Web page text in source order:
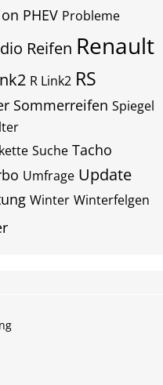
PHEV Probleme
Reifen Renault
R Link2 RS
Sommerreifen Spiegel
Suche Tacho
Umfrage Update
Winter Winterfelgen